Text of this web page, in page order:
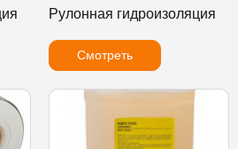
Рулонная гидроизоляция
Смотреть